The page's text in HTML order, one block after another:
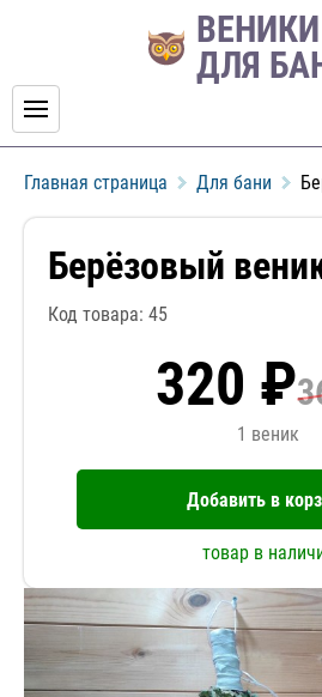
ВЕНИКИ
ДЛЯ
Главная страница Для бани
Берёзовый
Код товара: 45
320 ₽
1 веник
Добавить в
товар в